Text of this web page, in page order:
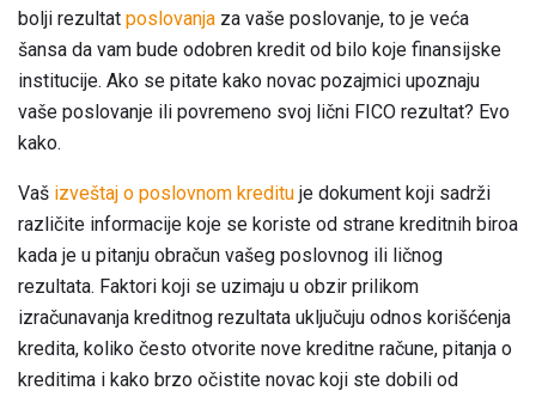
bolji rezultat poslovanja za vaše poslovanje, to je veća
šansa da vam bude odobren kredit od bilo koje finansijske
institucije. Ako se pitate kako novac pozajmici upoznaju
vaše poslovanje ili povremeno svoj lični FICO rezultat? Evo
kako.
Vaš izveštaj o poslovnom kreditu je dokument koji sadrži
različite informacije koje se koriste od strane kreditnih biroa
kada je u pitanju obračun vašeg poslovnog ili ličnog
rezultata. Faktori koji se uzimaju u obzir prilikom
izračunavanja kreditnog rezultata uključuju odnos korišćenja
kredita, koliko često otvorite nove kreditne račune, pitanja o
kreditima i kako brzo očistite novac koji ste dobili od